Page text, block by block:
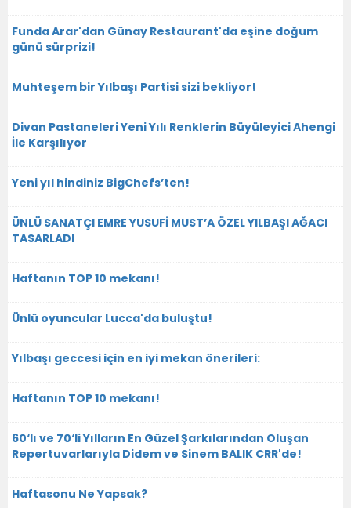
Funda Arar'dan Günay Restaurant'da eşine doğum
günü sürprizi!
Muhteşem bir Yılbaşı Partisi sizi bekliyor!
Divan Pastaneleri Yeni Yılı Renklerin Büyüleyici Ahengi
İle Karşılıyor
Yeni yıl hindiniz BigChefs’ten!
ÜNLÜ SANATÇI EMRE YUSUFİ MUST’A ÖZEL YILBAŞI AĞACI
TASARLADI
Haftanın TOP 10 mekanı!
Ünlü oyuncular Lucca'da buluştu!
Yılbaşı geccesi için en iyi mekan önerileri:
Haftanın TOP 10 mekanı!
60‘lı ve 70‘li Yılların En Güzel Şarkılarından Oluşan
Repertuvarlarıyla Didem ve Sinem BALIK CRR'de!
Haftasonu Ne Yapsak?